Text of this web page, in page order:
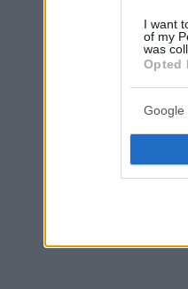
I want
of my
was
Opted
Google